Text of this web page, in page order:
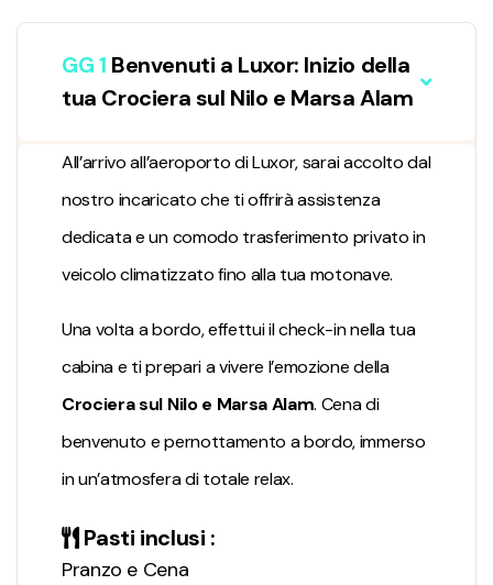
GG 1 Benvenuti a Luxor: Inizio della
tua Crociera sul Nilo e Marsa Alam
All’arrivo all’aeroporto di Luxor, sarai accolto dal
nostro incaricato che ti offrirà assistenza
dedicata e un comodo trasferimento privato in
veicolo climatizzato fino alla tua motonave.
Una volta a bordo, effettui il check-in nella tua
cabina e ti prepari a vivere l’emozione della
Crociera sul Nilo e Marsa Alam. Cena di
benvenuto e pernottamento a bordo, immerso
in un’atmosfera di totale relax.
Pasti inclusi :
Pranzo e Cena